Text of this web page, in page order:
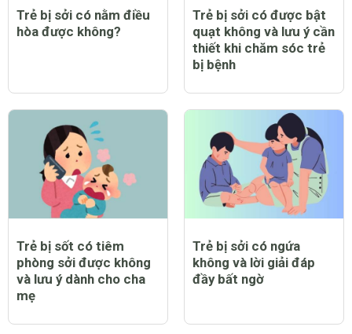
Trẻ bị sởi có nằm điều
hòa được không?
Trẻ bị sởi có được bật
quạt không và lưu ý cần
thiết khi chăm sóc trẻ
bị bệnh
Trẻ bị sốt có tiêm
phòng sởi được không
và lưu ý dành cho cha
mẹ
Trẻ bị sởi có ngứa
không và lời giải đáp
đầy bất ngờ